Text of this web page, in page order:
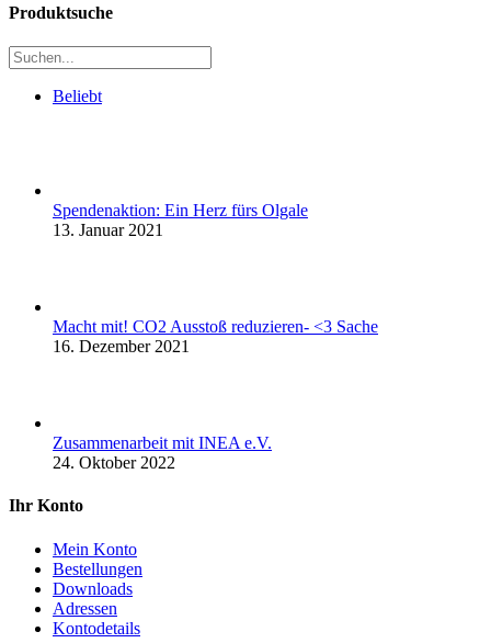
Produktsuche
Beliebt
Spendenaktion: Ein Herz fürs Olgale
13. Januar 2021
Macht mit! CO2 Ausstoß reduzieren- <3 Sache
16. Dezember 2021
Zusammenarbeit mit INEA e.V.
24. Oktober 2022
Ihr Konto
Mein Konto
Bestellungen
Downloads
Adressen
Kontodetails